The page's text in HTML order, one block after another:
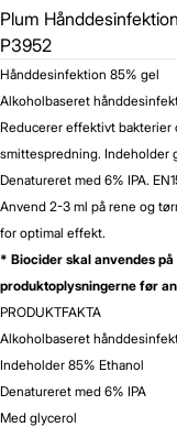
Plum
P3952
Hånddesinfektion 85% gel
Alkoholbaseret
Reducerer effektivt
smittespredning. Indeholder
Denatureret med 6% IPA.
Anvend 2-3 ml på rene og
for optimal effekt.
* Biocider skal anvendes
produktoplysningerne før
PRODUKTFAKTA
Alkoholbaseret
Indeholder 85% Ethanol
Denatureret med 6% IPA
Med glycerol